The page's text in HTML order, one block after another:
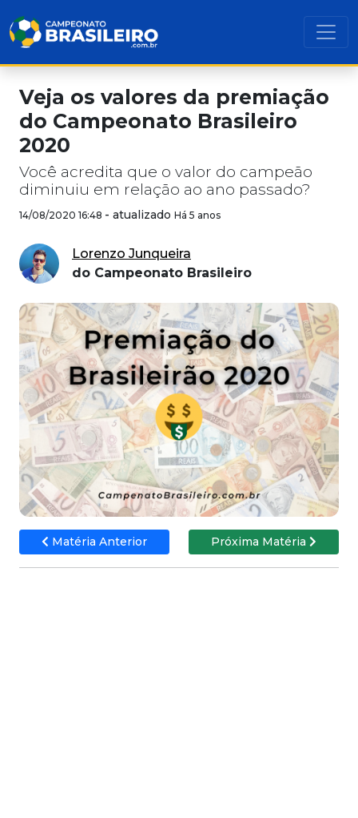
Veja os valores da premiação
do Campeonato Brasileiro
2020
Você acredita que o valor do campeão
diminuiu em relação ao ano passado?
14/08/2020 16:48 - atualizado Há 5 anos
Lorenzo Junqueira
do Campeonato Brasileiro
Matéria Anterior Próxima Matéria